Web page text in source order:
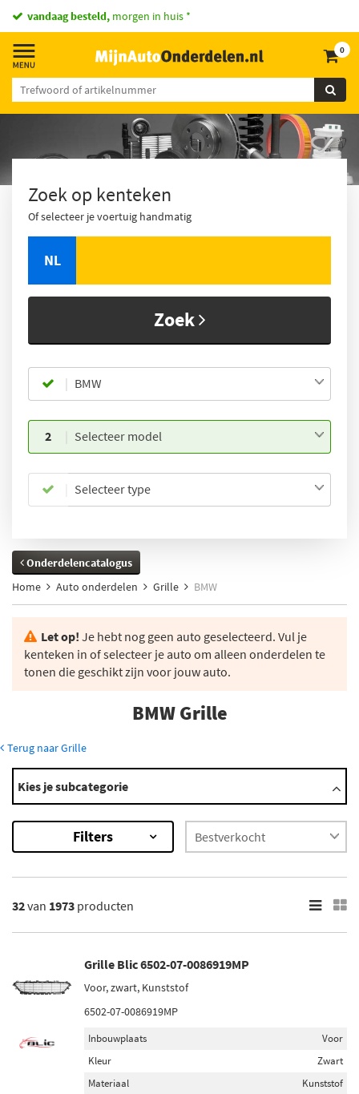
vandaag besteld, morgen in huis *
0
Zoek op kenteken
Of selecteer je voertuig handmatig
NL
Zoek
BMW
2 Selecteer model
Selecteer type
Onderdelencatalogus
Home
Auto onderdelen Grille BMW
Let op! Je hebt nog geen auto geselecteerd. Vul je
kenteken in of selecteer je auto om alleen onderdelen te
tonen die geschikt zijn voor jouw auto.
BMW Grille
Terug naar Grille
Modellen
1 Serie
2 Serie
4 Serie
5 Serie
×
Resultaten
×
Bodermann (215)
Diederichs (507)
Kies je subcategorie
Filters
32van 1973 producten
Grille Blic 6502-07-0086919MP
Voor, zwart, Kunststof
6502-07-0086919MP
Inbouwplaats
Voor
Kleur
Zwart
Materiaal
Kunststof